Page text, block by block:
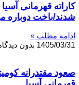
کاراته قهرمانی
شدند/باخت دوباره
ادامه مطلب »
1405/03/31 بدون
صعود مقتدرانه